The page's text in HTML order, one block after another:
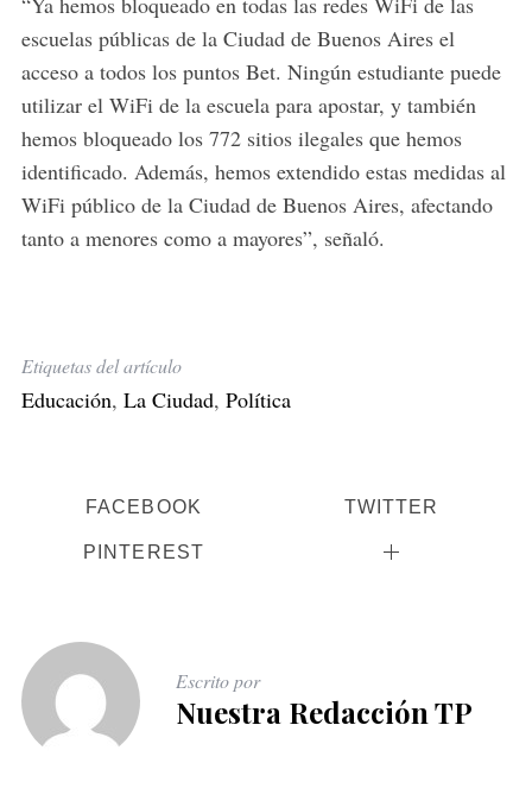
escuelas públicas de la Ciudad de Buenos Aires el
acceso a todos los puntos Bet. Ningún estudiante puede
utilizar el WiFi de la escuela para apostar, y también
hemos bloqueado los 772 sitios ilegales que hemos
identificado. Además, hemos extendido estas medidas al
WiFi público de la Ciudad de Buenos Aires, afectando
tanto a menores como a mayores”, señaló.
Etiquetas del artículo
Educación, La Ciudad, Política
FACEBOOK TWITTER
PINTEREST
Escrito por
Nuestra Redacción TP